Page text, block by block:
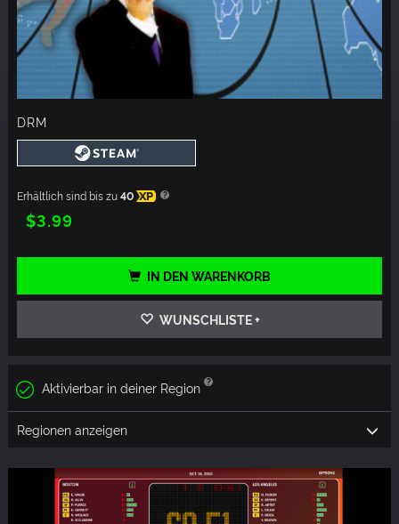
DRM
Erhältlich sind bis zu40 XP
$3.99
IN DEN WARENKORB
WUNSCHLISTE +
Aktivierbar in deiner Region
Regionen anzeigen